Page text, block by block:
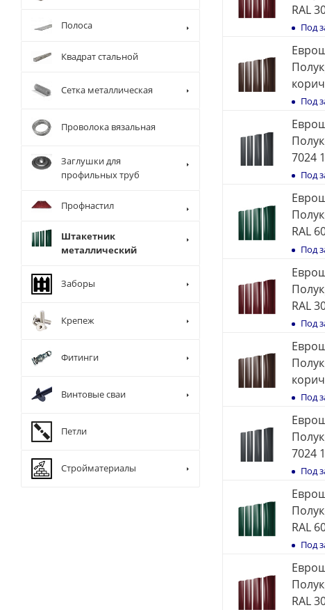
RAL
Под
Под
7024
Под
RAL
Под
RAL
Под
Под
7024
Под
RAL
Под
RAL
Полоса
Квадрат стальной
Сетка металлическая
Проволока вязальная
Заглушки для
профильных труб
Профнастил
Штакетник
металлический
Заборы
Крепеж
Фитинги
Винтовые сваи
Петли
Стройматериалы